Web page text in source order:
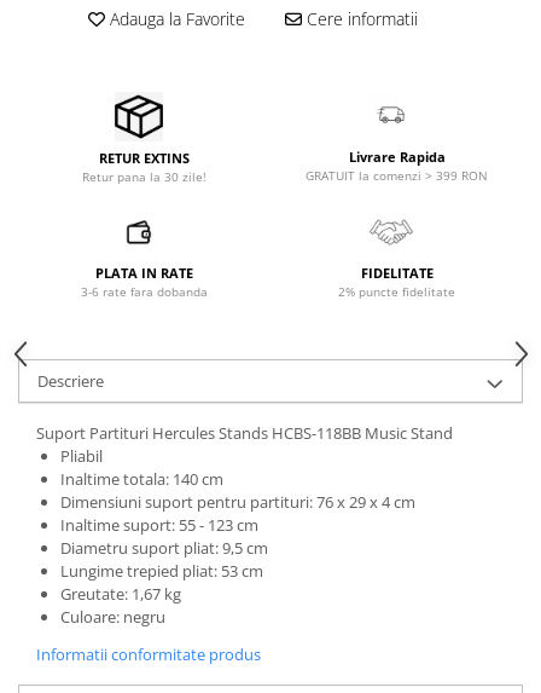
Microfoane pt Camere Video
Microfoane Ribbon
Microfoane stereo
Microfoane Suspendabile
Stative de microfon
Studio si inregistrari
Accesorii de microfoane
Accesorii echipamente de studio
Clape MIDI
Controllere MIDI - USB DAW
Controllere monitoare de studio
Convertoare AD/DA
Interfete audio
Interfete MIDI si Cabluri Midi-USB
Microfoane de studio
Monitoare de studio
Pop filtre
Adauga la Favorite Cere informatii
RETUR EXTINS
Retur pana la 30 zile!
Livrare Rapida
GRATUIT la comenzi > 399 RON
PLATA IN RATE
3-6 rate fara dobanda
FIDELITATE
2% puncte fidelitate
Descriere
Suport Partituri Hercules Stands HCBS-118BB Music Stand
Pliabil
Inaltime totala: 140 cm
Dimensiuni suport pentru partituri: 76 x 29 x 4 cm
Inaltime suport: 55 - 123 cm
Diametru suport pliat: 9,5 cm
Lungime trepied pliat: 53 cm
Greutate: 1,67 kg
Culoare: negru
Informatii conformitate produs